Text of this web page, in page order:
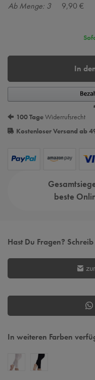
Ab Menge: 3
9,90 €
In
100 TageWiderrufsrecht
Kostenloser Versand ab
beste
Hast Du Fragen? Schreib
In weiteren Farben